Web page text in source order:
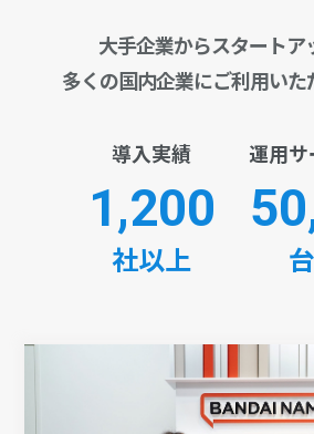
大手企業からスタートア
多くの国内企業にご利用いた
導入実績
1,200
社以上
運用サ